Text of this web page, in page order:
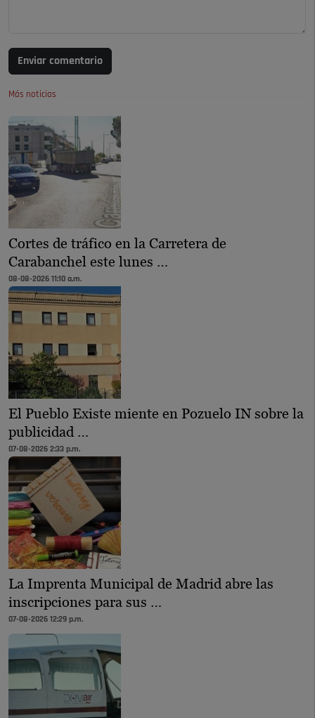
Enviar comentario
Más noticias
Cortes de tráfico en la Carretera de
Carabanchel este lunes …
08-08-2026 11:10 a.m.
El Pueblo Existe miente en Pozuelo IN sobre la
publicidad …
07-08-2026 2:33 p.m.
La Imprenta Municipal de Madrid abre las
inscripciones para sus …
07-08-2026 12:29 p.m.